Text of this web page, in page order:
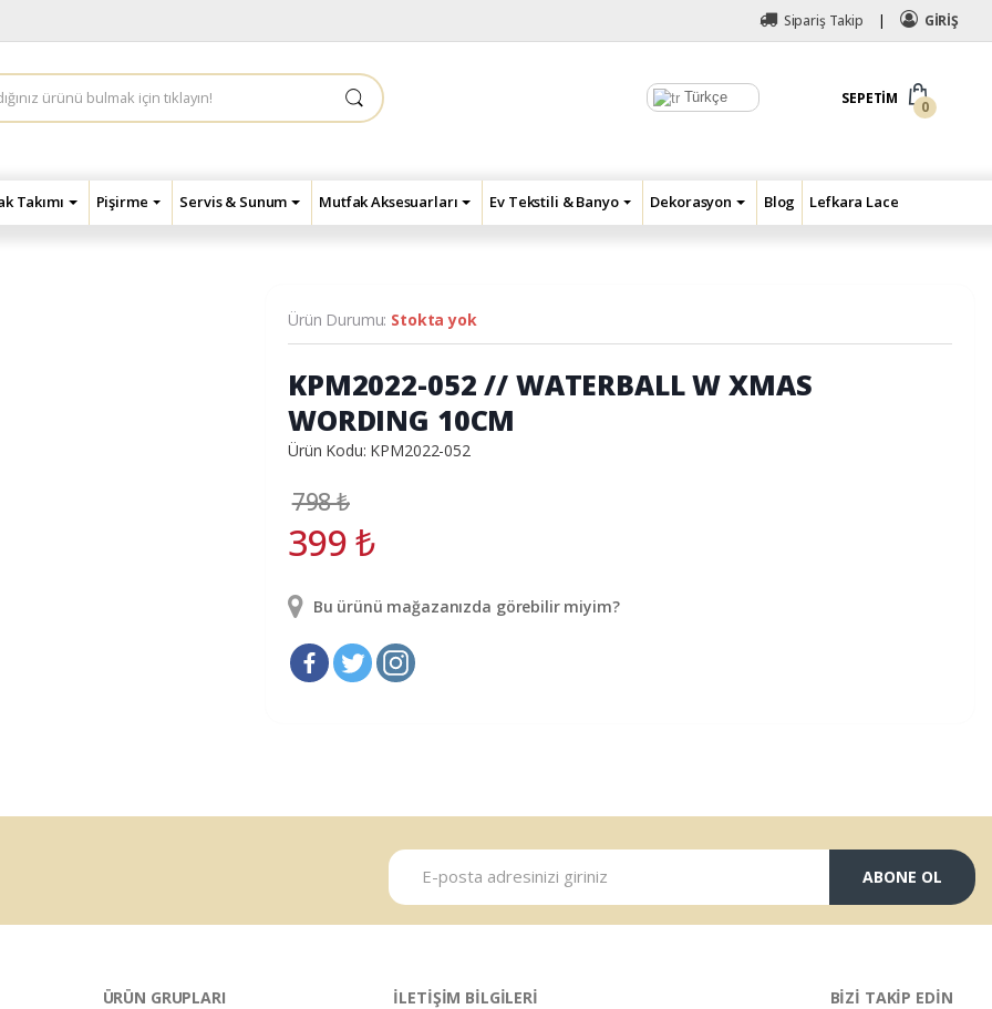
Sipariş Takip GİRİŞ
Türkçe SEPETIM
0
Takımı Pişirme Servis & Sunum Mutfak Aksesuarları Ev Tekstili & Banyo Dekorasyon Blog Lefkara Lace
Ürün Durumu: Stokta yok
KPM2022-052 // WATERBALL W XMAS
WORDING 10CM
Ürün Kodu: KPM2022-052
798₺
399₺
Bu ürünü mağazanızda görebilir miyim?
ABONE OL
ÜRÜN GRUPLARI
İLETİŞİM BİLGİLERİ
BİZİ TAKİP EDİN